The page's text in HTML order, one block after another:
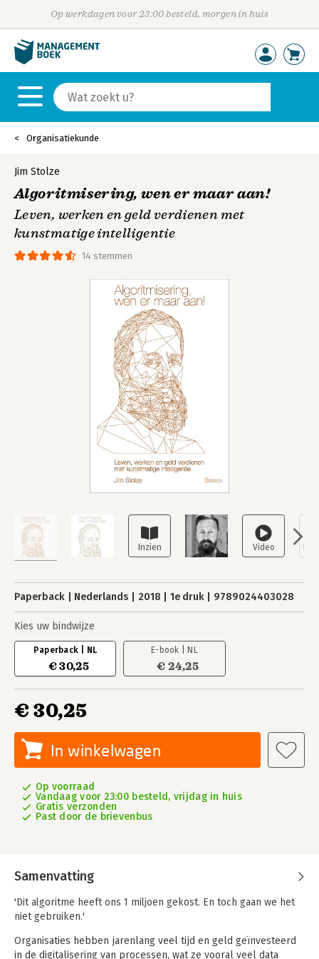
Op werkdagen voor 23:00 besteld, morgen in huis
Organisatiekunde
14 stemmen
Jim Stolze
Algoritmisering, wen er maar aan!
Leven, werken en geld verdienen met
kunstmatige intelligentie
Paperback Nederlands 2018 1e druk 9789024403028
Kies uw bindwijze
Paperback | NL
€ 30,25
E-book | NL
€ 24,25
€ 30,25
In winkelwagen
Op voorraad
Vandaag voor 23:00 besteld, vrijdag in huis
Gratis verzonden
Past door de brievenbus
Samenvatting
'Dit algoritme heeft ons 1 miljoen gekost. En toch gaan we het
niet gebruiken.'
Organisaties hebben jarenlang veel tijd en geld geïnvesteerd
in de digitalisering van processen, wat ze vooral veel data